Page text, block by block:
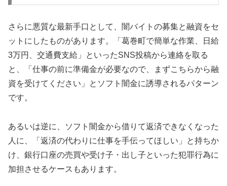
さらに悪質な最新手口として、闇バイトの募集と融資をセ
ットにしたものがあります。「葛巻町で簡単な作業、日給
3万円、交通費支給」といったSNS投稿から連絡を取る
と、「仕事の前に準備金が必要なので、まずこちらから融
資を受けてください」とソフト闇金に誘導されるパターン
です。
あるいは逆に、ソフト闇金から借りて返済できなくなった
人に、「返済の代わりに仕事を手伝ってほしい」と持ちか
け、銀行口座の売買や受け子・出し子といった犯罪行為に
加担させるケースもあります。